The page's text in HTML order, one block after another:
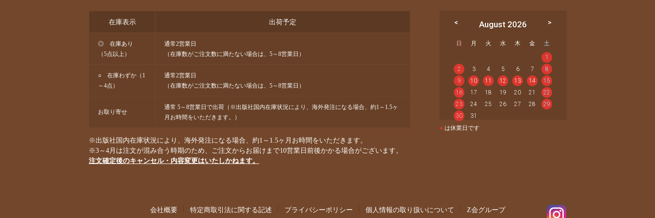
在庫表示 出荷予定
◎ 在庫あり
（5点以上）
通常2営業日
（在庫数がご注文数に満たない場合は、5～8営業日）
○ 在庫わずか（1
～4点）
通常2営業日
（在庫数がご注文数に満たない場合は、5～8営業日）
お取り寄せ
通常 5～8営業日で出荷（※出版社国内在庫状況により、海外発注になる場合、約1～1.5ヶ
月お時間をいただきます。）
※出版社国内在庫状況により、海外発注になる場合、約1～1.5ヶ月お時間をいただきます。
※3～4月は注文が混み合う時期のため、ご注文からお届けまで10営業日前後かかる場合がございます。
注文確定後のキャンセル・内容変更はいたしかねます。
August 2026
日 月 火 水 木 金 土
1
2
3 4 5 6 7
8
9
10 11 12 13 14
15
16
17 18 19 20 21
22
23
24 25 26 27 28
29
30
31
● は休業日です
会社概要 特定商取引法に関する記述 プライバシーポリシー 個人情報の取り扱いについて Z会グループ